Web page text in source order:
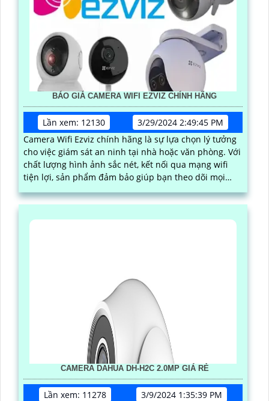
BÁO GIÁ CAMERA WIFI EZVIZ CHÍNH HÃNG
Lần xem: 12130
3/29/2024 2:49:45 PM
Camera Wifi Ezviz chính hãng là sự lựa chọn lý tưởng
cho việc giám sát an ninh tại nhà hoặc văn phòng. Với
chất lượng hình ảnh sắc nét, kết nối qua mạng wifi
tiện lợi, sản phẩm đảm bảo giúp bạn theo dõi mọi
hoạt động một cách dễ dàng
CAMERA DAHUA DH-H2C 2.0MP GIÁ RẺ
Lần xem: 11278
3/9/2024 1:35:39 PM